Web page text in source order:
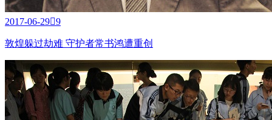
2017-06-299
敦煌躲过劫难 守护者常书鸿遭重创